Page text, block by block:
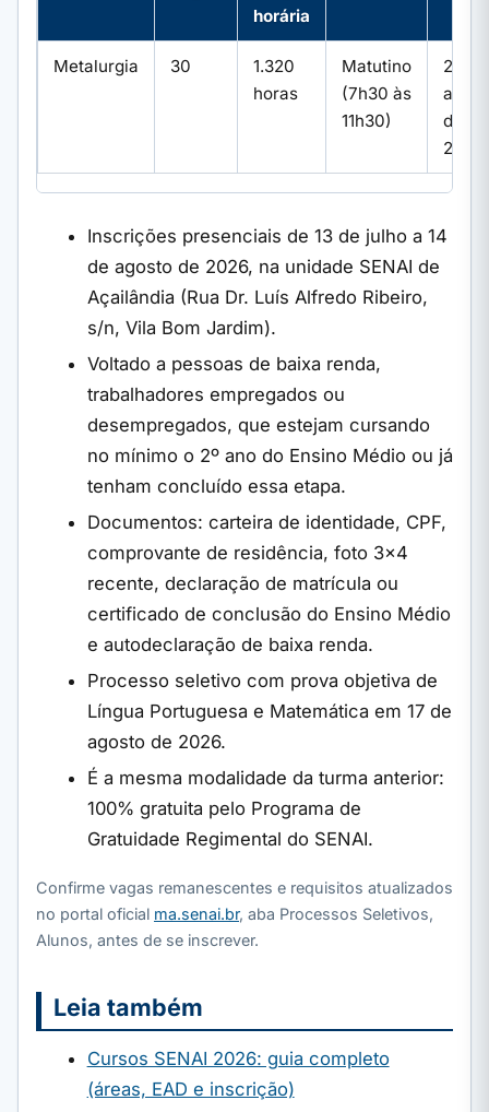
horária
Metalurgia 30
1.320
horas
Matutino
(7h30 às
11h30)
24 de
de
2026
Inscrições presenciais de 13 de julho a 14
de agosto de 2026, na unidade SENAI de
Açailândia (Rua Dr. Luís Alfredo Ribeiro,
s/n, Vila Bom Jardim).
Voltado a pessoas de baixa renda,
trabalhadores empregados ou
desempregados, que estejam cursando
no mínimo o 2º ano do Ensino Médio ou já
tenham concluído essa etapa.
Documentos: carteira de identidade, CPF,
comprovante de residência, foto 3×4
recente, declaração de matrícula ou
certificado de conclusão do Ensino Médio
e autodeclaração de baixa renda.
Processo seletivo com prova objetiva de
Língua Portuguesa e Matemática em 17 de
agosto de 2026.
É a mesma modalidade da turma anterior:
100% gratuita pelo Programa de
Gratuidade Regimental do SENAI.
Confirme vagas remanescentes e requisitos atualizados
no portal oficial ma.senai.br, aba Processos Seletivos,
Alunos, antes de se inscrever.
Leia também
Cursos SENAI 2026: guia completo
(áreas, EAD e inscrição)